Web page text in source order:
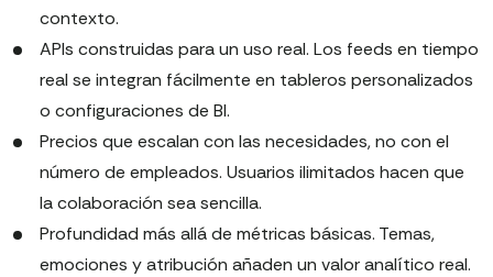
contexto.
APIs construidas para un uso real. Los feeds en tiempo
real se integran fácilmente en tableros personalizados
o configuraciones de BI.
Precios que escalan con las necesidades, no con el
número de empleados. Usuarios ilimitados hacen que
la colaboración sea sencilla.
Profundidad más allá de métricas básicas. Temas,
emociones y atribución añaden un valor analítico real.